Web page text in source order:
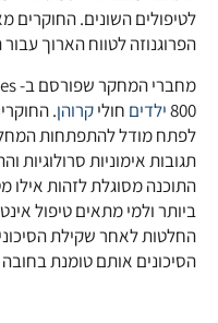
לטיפולים השונים. החוקרים
הפרוגנוזה לטווח הארוך
800ילדים חוליקרוהן.
לפתח מודל להתפתחות
תגובות אימוניות
התוכנה מסוגלת לזהות אילו
ביותר ולמי מתאים טיפול
החלטות לאחר שקילת
הסיכונים אותם טומנת